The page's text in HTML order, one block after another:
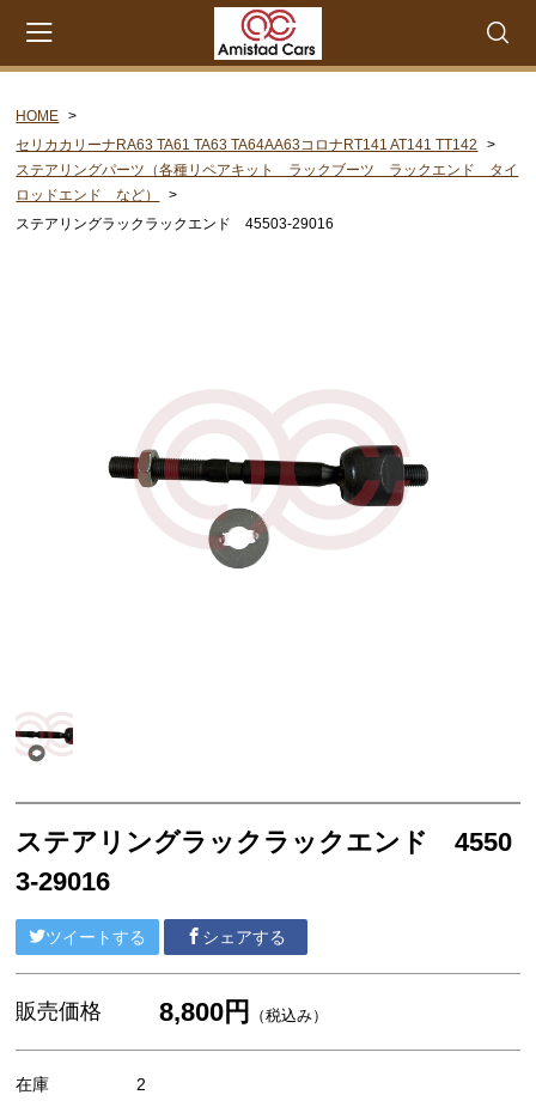
CATEGORY
ステアリングパーツ（ピットマンアーム アイドラー
アーム 各種リペアキット タイロッドエンド な
ウエザーストリップ ワイヤー類
セリカXX GA61 MA61 MA63
エンジンパーツ 1G-EU GA61
エンジンパーツ（マウント 他）
ブレーキパーツ（マスターシリンダー リペアキッ
ト ホース など）
クラッチパーツ（マスターシリンダー クラッチレリ
ーズシリンダー オーバーホールキット など）
ステアリングパーツ（各種リペアキット ラックブー
ツ ラックエンド タイロッドエンド など）
足回りパーツ（アッパーマウント ベアリング ボールジ
ョイント ブッシュ類 など）
ーゲージ ホースなど）
HOME
セリカカリーナRA63 TA61 TA63 TA64AA63コロナRT141 AT141 TT142
ステアリングパーツ（各種リペアキット ラックブーツ ラックエンド タイ
ロッドエンド など）
ステアリングラックラックエンド 45503-29016
ステアリングラックラックエンド 4550
3-29016
ツイートする シェアする
販売価格 8,800円 （税込み）
在庫 2